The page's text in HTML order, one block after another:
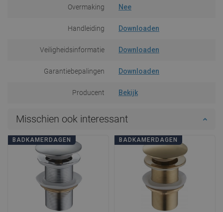
Overmaking Nee
Handleiding Downloaden
Veiligheidsinformatie Downloaden
Garantiebepalingen Downloaden
Producent Bekijk
Misschien ook interessant
BADKAMERDAGEN BADKAMERDAGEN